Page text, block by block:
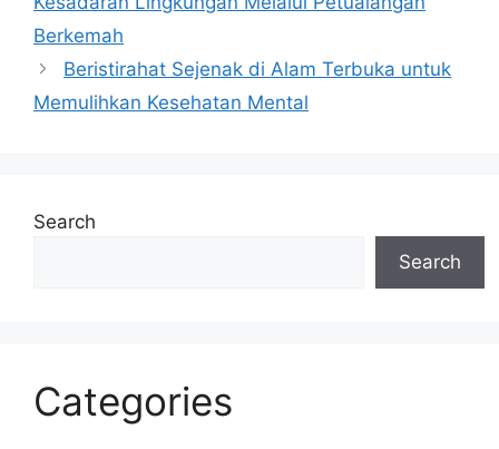
p
p o
k
Berkemah
Beristirahat Sejenak di Alam Terbuka untuk
Memulihkan Kesehatan Mental
Search
Search
Categories